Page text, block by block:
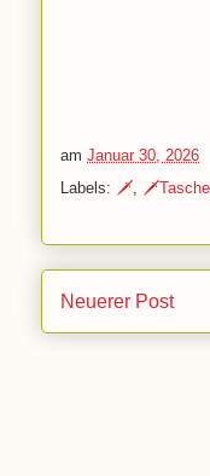
am Januar 30, 2026
Labels: 🗡️
Neuerer Post